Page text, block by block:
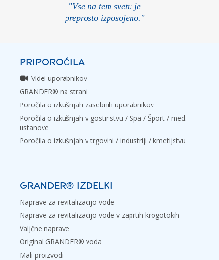
"Vse na tem svetu je
preprosto izposojeno."
PRIPOROČILA
Videi uporabnikov
GRANDER® na strani
Poročila o izkušnjah zasebnih uporabnikov
Poročila o izkušnjah v gostinstvu / Spa / Šport / med.
ustanove
Poročila o izkušnjah v trgovini / industriji / kmetijstvu
GRANDER® IZDELKI
Naprave za revitalizacijo vode
Naprave za revitalizacijo vode v zaprtih krogotokih
Valjčne naprave
Original GRANDER® voda
Mali proizvodi